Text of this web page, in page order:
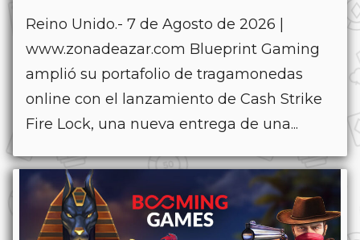
Reino Unido.- 7 de Agosto de 2026 |
www.zonadeazar.com Blueprint Gaming
amplió su portafolio de tragamonedas
online con el lanzamiento de Cash Strike
Fire Lock, una nueva entrega de una...